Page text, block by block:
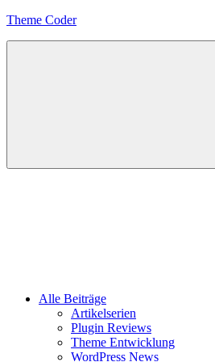
Zum
Theme Coder
Alle Beiträge
Artikelserien
Plugin Reviews
Theme Entwicklung
WordPress News